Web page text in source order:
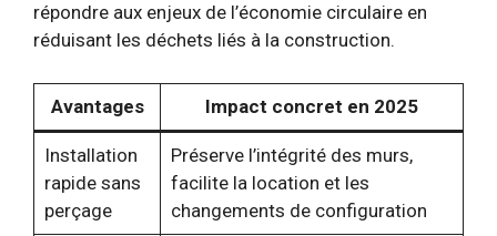
répondre aux enjeux de l’économie circulaire en
réduisant les déchets liés à la construction.
Avantages Impact concret en 2025
Installation
rapide sans
perçage
Préserve l’intégrité des murs,
facilite la location et les
changements de configuration